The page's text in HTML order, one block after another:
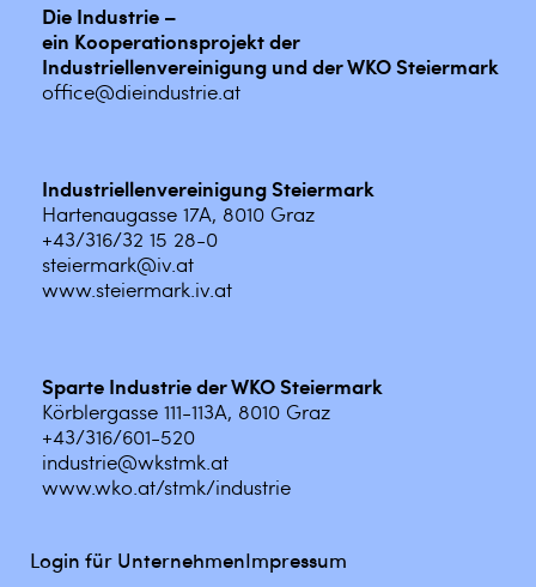
Die Industrie –
ein Kooperationsprojekt der
Industriellenvereinigung und der WKO Steiermark
office@dieindustrie.at
Industriellenvereinigung Steiermark
Hartenaugasse 17A, 8010 Graz
+43/316/32 15 28-0
steiermark@iv.at
www.steiermark.iv.at
Sparte Industrie der WKO Steiermark
Körblergasse 111-113A, 8010 Graz
+43/316/601-520
industrie@wkstmk.at
www.wko.at/stmk/industrie
Login für UnternehmenImpressum